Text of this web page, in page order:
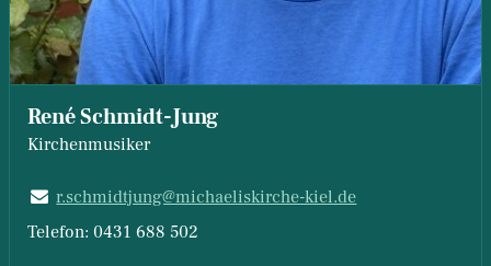
René Schmidt-Jung
Kirchenmusiker
r.​schmidtjung@​michaeliskirche-kiel.​de
Telefon: 0431 688 502